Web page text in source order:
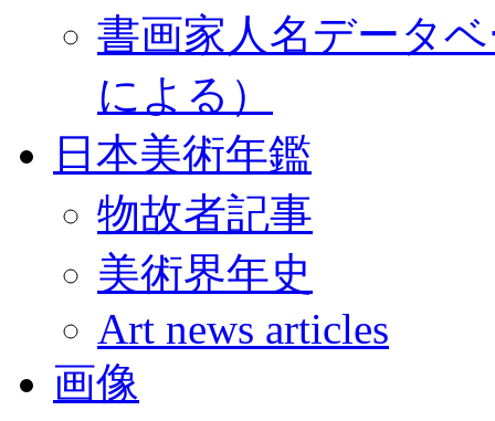
書画家人名データ
による）
日本美術年鑑
物故者記事
美術界年史
Art news articles
画像